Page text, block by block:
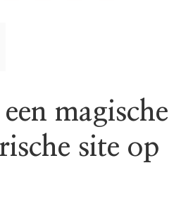
magische
site op